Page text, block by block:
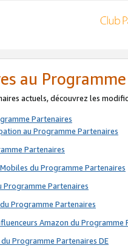
au
actuels, découvrez les
Partenaires
au Programme Partenaires
Partenaires
du Programme Partenaires
Programme Partenaires
Programme Partenaires
Amazon du Programme
Programme Partenaires DE